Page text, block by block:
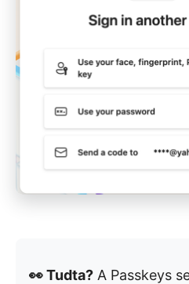
👀 Tudta? A Passkeys